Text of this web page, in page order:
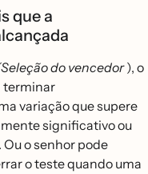
que a
do vencedor), o
terminar
variação que supere
significativo ou
o senhor pode
o teste quando uma